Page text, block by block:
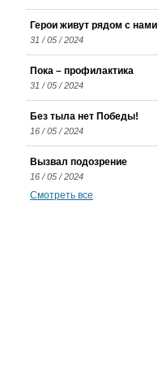
Герои живут рядом с нами
31 / 05 / 2024
Пока – профилактика
31 / 05 / 2024
Без тыла нет Победы!
16 / 05 / 2024
Вызвал подозрение
16 / 05 / 2024
Смотреть все